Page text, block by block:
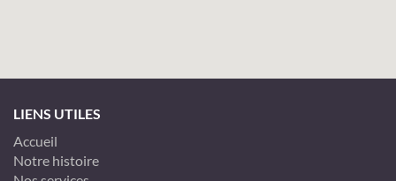
LIENS UTILES
Accueil
Notre histoire